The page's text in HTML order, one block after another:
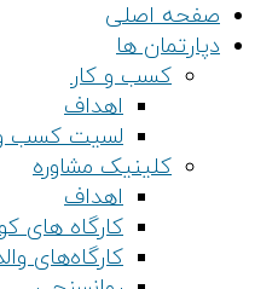
صفحه اصلی
دپارتمان ها
کسب و کار
اهداف
لسیت کسب و
کلینیک مشاوره
اهداف
کارگاه های
کارگاه‌های